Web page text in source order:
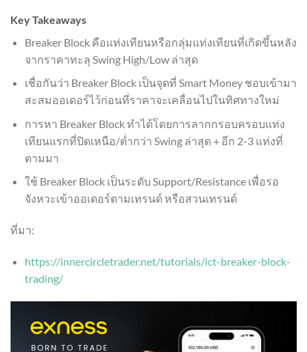
Key Takeaways
Breaker Block คือแท่งเทียนหรือกลุ่มแท่งเทียนที่เกิดขึ้นหลัง
จากราคาทะลุ Swing High/Low ล่าสุด
เชื่อกันว่า Breaker Block เป็นจุดที่ Smart Money ชอบเข้ามา
สะสมออเดอร์ไว้ก่อนที่ราคาจะเคลื่อนไปในทิศทางใหม่
การหา Breaker Block ทำได้โดยการลากกรอบครอบแท่ง
เทียนแรกที่ปิดเหนือ/ต่ำกว่า Swing ล่าสุด + อีก 2-3 แท่งที่
ตามมา
ใช้ Breaker Block เป็นระดับ Support/Resistance เพื่อรอ
จังหวะเข้าออเดอร์ตามเทรนด์ หรือสวนเทรนด์
ที่มา:
https://innercircletrader.net/tutorials/ict-breaker-block-
trading/